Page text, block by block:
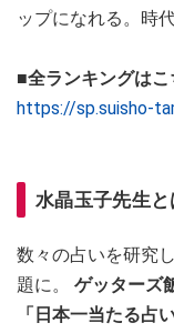
ップになれる。時
■全ランキングは
https://sp.suisho-
水晶玉子先生と
数々の占いを研究
題に。 ゲッターズ
「日本一当たる占